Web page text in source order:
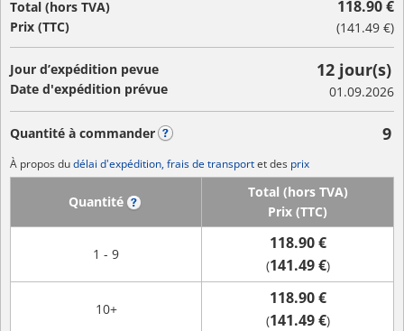
Total (hors TVA)
Prix (TTC)
118.90 €
(141.49 €)
Jour d’expédition pevue
Date d'expédition prévue
12 jour(s)
01.09.2026
Quantité à commander 9
À propos dudélai d'expédition, frais de transportet des prix
Quantité
Total (hors TVA)
Prix (TTC)
1 - 9
118.90 €
(141.49 €)
10+
118.90 €
(141.49 €)